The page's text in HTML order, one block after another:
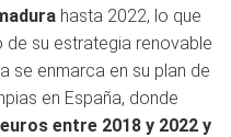
hasta 2022, lo que
de su estrategia renovable
se enmarca en su plan de
en España, donde
entre 2018 y 2022 y